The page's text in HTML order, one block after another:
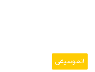
الموسيقى